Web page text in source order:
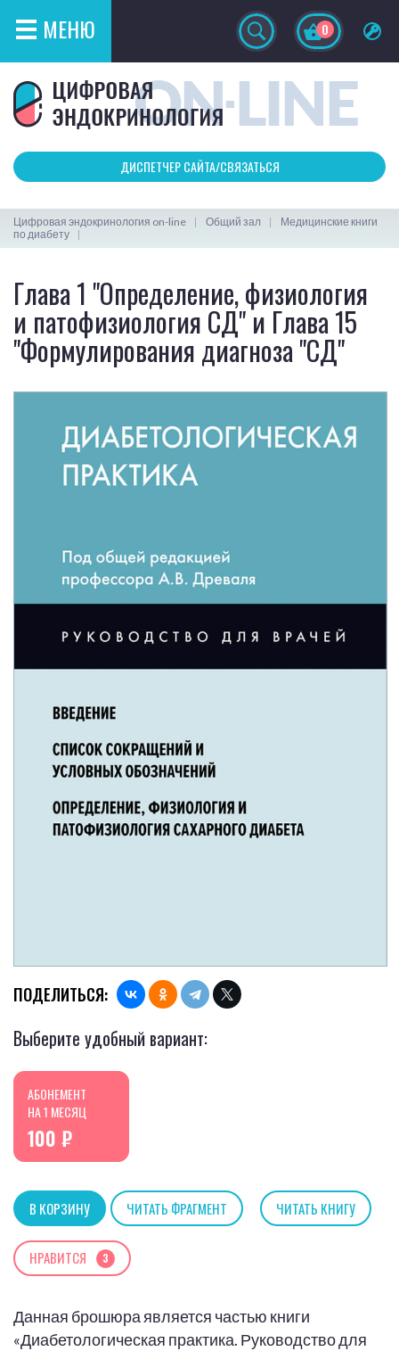
МЕНЮ
ДИСПЕТЧЕР САЙТА/СВЯЗАТЬСЯ
0
Цифровая эндокринология on-line Общий зал
Медицинские книги
по диабету
Глава 1 "Определение, физиология
и патофизиология СД" и Глава 15
"Формулирования диагноза "СД"
ПОДЕЛИТЬСЯ:
Выберите удобный вариант:
АБОНЕМЕНТ
НА 1 МЕСЯЦ
100 ₽
В КОРЗИНУ ЧИТАТЬ ФРАГМЕНТ ЧИТАТЬ КНИГУ
НРАВИТСЯ 3
Данная брошюра является частью книги
«Диабетологическая практика. Руководство для